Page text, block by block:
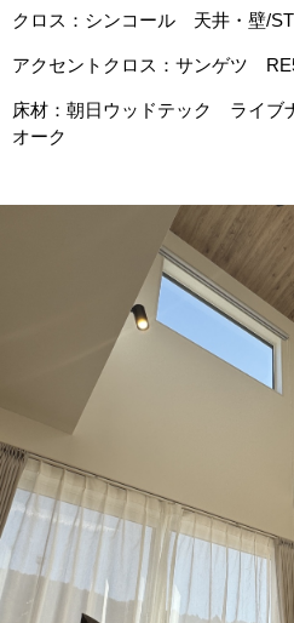
クロス：シンコール 天井・壁/
アクセントクロス：サンゲツ
床材：朝日ウッドテック ライ
オーク